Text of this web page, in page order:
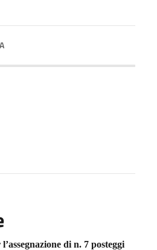
di n. 7 posteggi